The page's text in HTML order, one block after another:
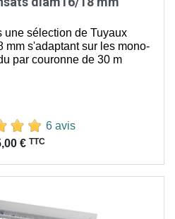
une sélection de Tuyaux
mm s'adaptant sur les mono-
par couronne de 30 m
6 avis
€ TTC